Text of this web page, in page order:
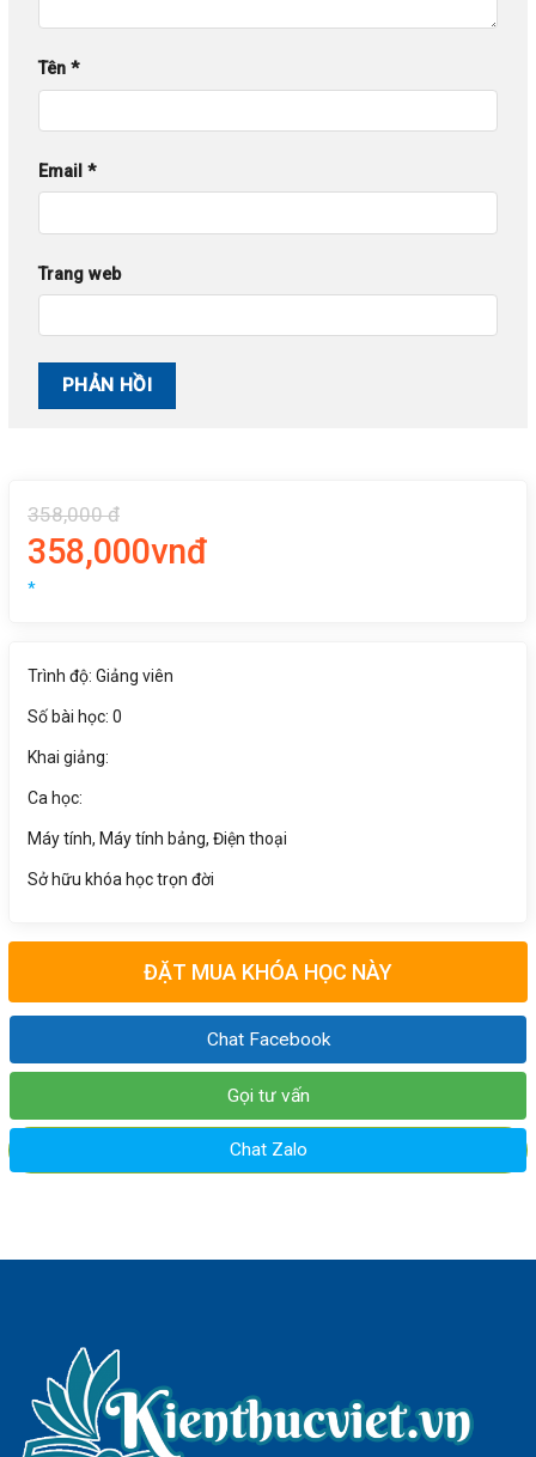
Tên *
Email *
Trang web
358,000 đ
358,000vnđ
*
Trình độ: Giảng viên
Số bài học: 0
Khai giảng:
Ca học:
Máy tính, Máy tính bảng, Điện thoại
Sở hữu khóa học trọn đời
ĐẶT MUA KHÓA HỌC NÀY
Chat Facebook
Gọi tư vấn
Chat Zalo